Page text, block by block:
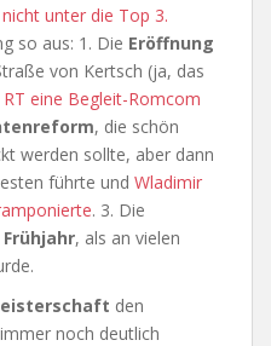
unter die Top 3.
so aus: 1. Die Eröffnung
von Kertsch (ja, das
eine Begleit-Romcom
, die schön
werden sollte, aber dann
führte und Wladimir
. 3. Die
, als an vielen
den
noch deutlich